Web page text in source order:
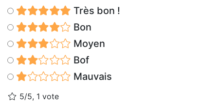
Très bon !
Bon
Moyen
Bof
Mauvais
5/5, 1 vote